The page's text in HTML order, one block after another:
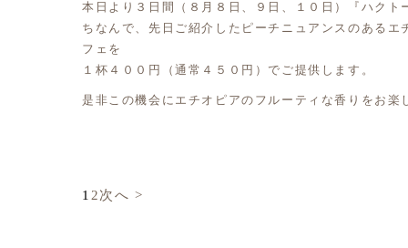
本日より３日間（８月８日、９日、１０日）『ハクト
ちなんで、先日ご紹介したピーチニュアンスのある
フェを
１杯４００円（通常４５０円）でご提供します。
是非この機会にエチオピアのフルーティな香りをお楽
1 2次へ >